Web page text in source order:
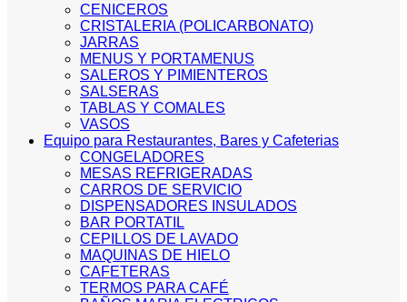
CENICEROS
CRISTALERIA (POLICARBONATO)
JARRAS
MENUS Y PORTAMENUS
SALEROS Y PIMIENTEROS
SALSERAS
TABLAS Y COMALES
VASOS
Equipo para Restaurantes, Bares y Cafeterias
CONGELADORES
MESAS REFRIGERADAS
CARROS DE SERVICIO
DISPENSADORES INSULADOS
BAR PORTATIL
CEPILLOS DE LAVADO
MAQUINAS DE HIELO
CAFETERAS
TERMOS PARA CAFÉ